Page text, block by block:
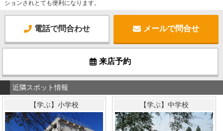
ションされとても便利になります。
電話で問合わせ メールで問合せ
来店予約
近隣スポット情報
【学ぶ】小学校 【学ぶ】中学校